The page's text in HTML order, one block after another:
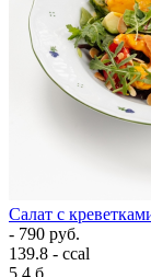
Салат с
- 790 руб.
139.8 - ccal